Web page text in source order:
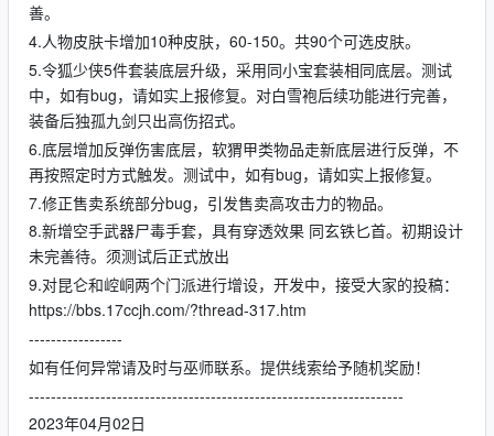
善。
4.人物皮肤卡增加10种皮肤，60-150。共90个可选皮肤。
5.令狐少侠5件套装底层升级，采用同小宝套装相同底层。测试
中，如有bug，请如实上报修复。对白雪袍后续功能进行完善，
装备后独孤九剑只出高伤招式。
6.底层增加反弹伤害底层，软猬甲类物品走新底层进行反弹，不
再按照定时方式触发。测试中，如有bug，请如实上报修复。
7.修正售卖系统部分bug，引发售卖高攻击力的物品。
8.新增空手武器尸毒手套，具有穿透效果 同玄铁匕首。初期设计
未完善待。须测试后正式放出
9.对昆仑和崆峒两个门派进行增设，开发中，接受大家的投稿：
https://bbs.17ccjh.com/?thread-317.htm
-----------------
如有任何异常请及时与巫师联系。提供线索给予随机奖励！
--------------------------------------------------------------------
2023年04月02日